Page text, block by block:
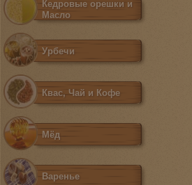
Кедровые орешки и
Масло
Урбечи
Квас, Чай и Кофе
Мёд
Варенье